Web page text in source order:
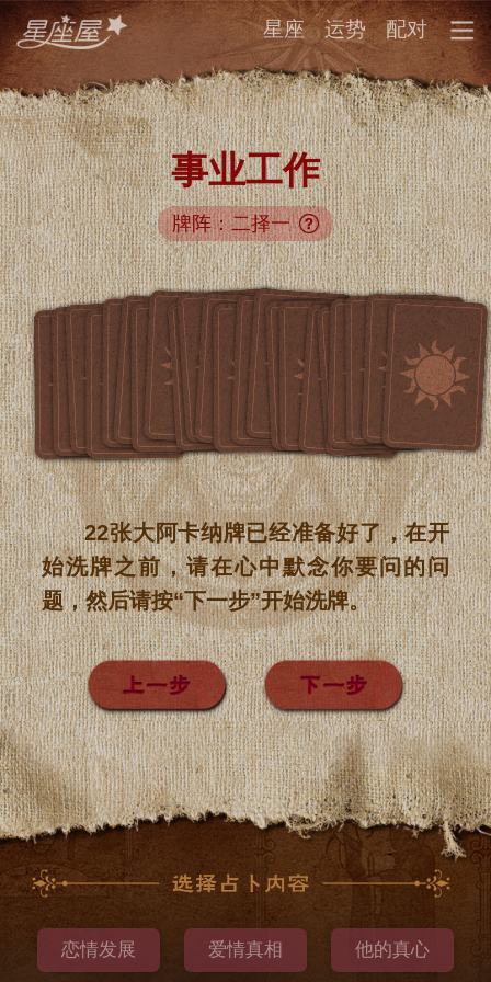
星座 运势 配对
事业工作
牌阵：二择一
22张大阿卡纳牌已经准备好了，在开
始洗牌之前，请在心中默念你要问的问
题，然后请按“下一步”开始洗牌。
一步
恋情发展 爱情真相 他的真心